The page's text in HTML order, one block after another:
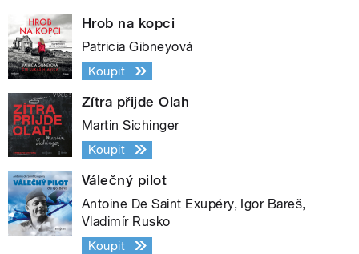
Hrob na kopci
Patricia Gibneyová
Koupit
Zítra přijde Olah
Martin Sichinger
Koupit
Válečný pilot
Antoine De Saint Exupéry, Igor Bareš,
Vladimír Rusko
Koupit